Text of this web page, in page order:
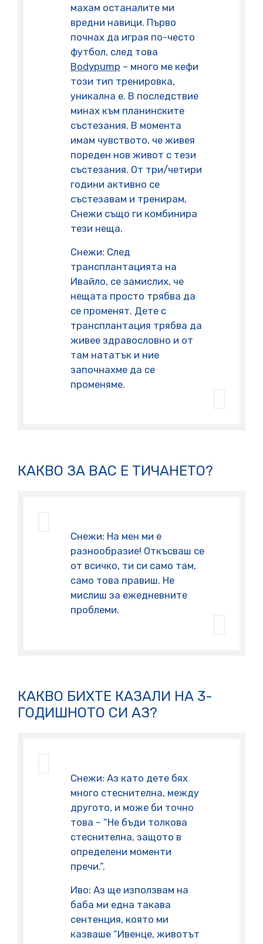
махам останалите ми
вредни навици. Първо
почнах да играя по-често
футбол, след това
Bodypump – много ме кефи
този тип тренировка,
уникална е. В последствие
минах към планинските
състезания. В момента
имам чувството, че живея
пореден нов живот с тези
състезания. От три/четири
години активно се
състезавам и тренирам,
Снежи също ги комбинира
тези неща.
Снежи: След
трансплантацията на
Ивайло, се замислих, че
нещата просто трябва да
се променят. Дете с
трансплантация трябва да
живее здравословно и от
там нататък и ние
започнахме да се
променяме.
КАКВО ЗА ВАС Е ТИЧАНЕТО?
Снежи: На мен ми е
разнообразие! Откъсваш се
от всичко, ти си само там,
само това правиш. Не
мислиш за ежедневните
проблеми.
КАКВО БИХТЕ КАЗАЛИ НА 3-
ГОДИШНОТО СИ АЗ?
Снежи: Аз като дете бях
много стеснителна, между
другото, и може би точно
това – “Не бъди толкова
стеснителна, защото в
определени моменти
пречи.”.
Иво: Аз ще използвам на
баба ми една такава
сентенция, която ми
казваше “Ивенце, животът